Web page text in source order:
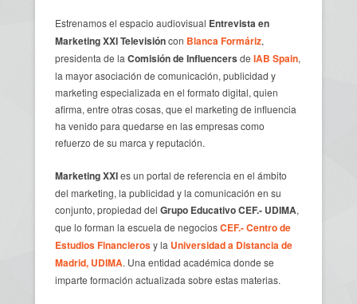
Estrenamos el espacio audiovisual Entrevista en
Marketing XXI Televisióncon Blanca Formáriz,
presidenta de la Comisión de Influencers de IAB Spain,
la mayor asociación de comunicación, publicidad y
marketing especializada en el formato digital, quien
afirma, entre otras cosas, que el marketing de influencia
ha venido para quedarse en las empresas como
refuerzo de su marca y reputación.
Marketing XXIes un portal de referencia en el ámbito
del marketing, la publicidad y la comunicación en su
conjunto, propiedad del Grupo Educativo CEF.- UDIMA,
que lo forman la escuela de negociosCEF.- Centro de
Estudios Financierosy la Universidad a Distancia de
Madrid, UDIMA. Una entidad académica donde se
imparte formación actualizada sobre estas materias.